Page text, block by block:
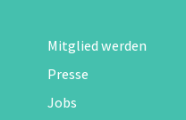
Mitglied werden
Presse
Jobs